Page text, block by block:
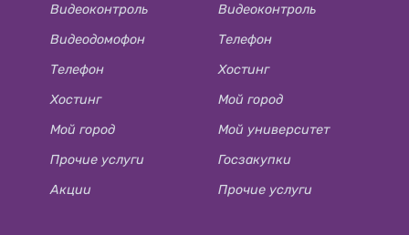
Видеоконтроль
Видеодомофон
Телефон
Хостинг
Мой город
Прочие услуги
Акции
Видеоконтроль
Телефон
Хостинг
Мой город
Мой университет
Госзакупки
Прочие услуги